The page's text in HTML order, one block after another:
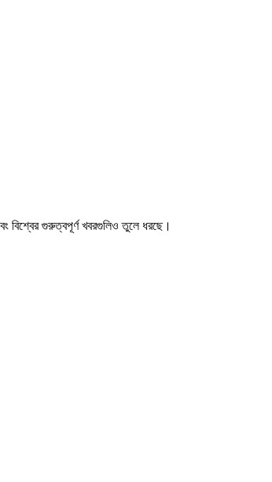
বিশ্বের গুরুত্বপূর্ণ খবরগুলিও তুলে ধরছে।